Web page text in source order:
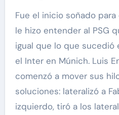
Fue el inicio soñado
le hizo entender al PSG
igual que lo que sucedió
el Inter en Múnich. Luis
comenzó a mover sus
soluciones: lateralizó a
izquierdo, tiró a los